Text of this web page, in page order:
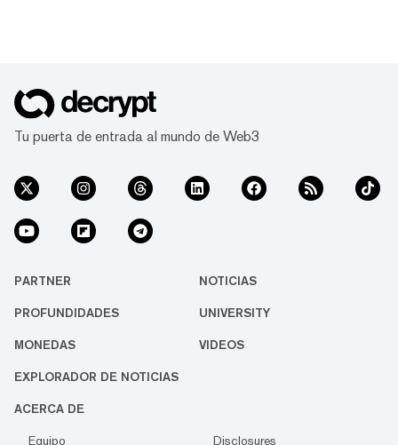
Tu puerta de entrada al mundo de Web3
PARTNER NOTICIAS
PROFUNDIDADES UNIVERSITY
MONEDAS VIDEOS
EXPLORADOR DE NOTICIAS
ACERCA DE
Equipo
Disclosures